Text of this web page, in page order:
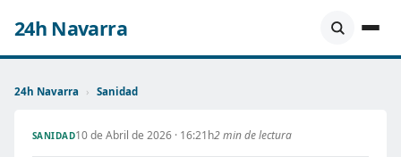
24h Navarra
24h Navarra › Sanidad
SANIDAD10 de Abril de 2026 · 16:21h2 min de lectura